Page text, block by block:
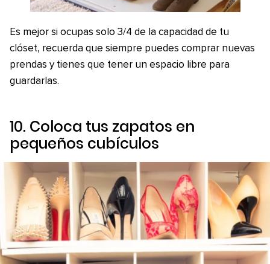
Es mejor si ocupas solo 3/4 de la capacidad de tu
clóset, recuerda que siempre puedes comprar nuevas
prendas y tienes que tener un espacio libre para
guardarlas.
10. Coloca tus zapatos en
pequeños cubículos